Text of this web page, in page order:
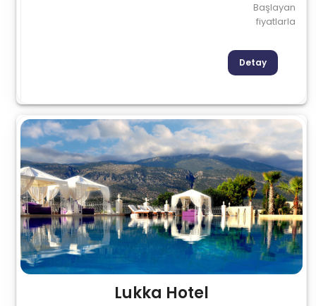
Başlayan
fiyatlarla
Detay
Lukka Hotel